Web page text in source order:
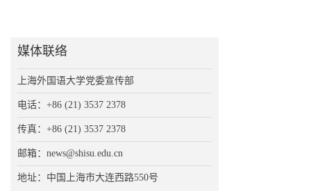
媒体联络
上海外国语大学党委宣传部
电话：+86 (21) 3537 2378
传真：+86 (21) 3537 2378
邮箱：news@shisu.edu.cn
地址：中国上海市大连西路550号